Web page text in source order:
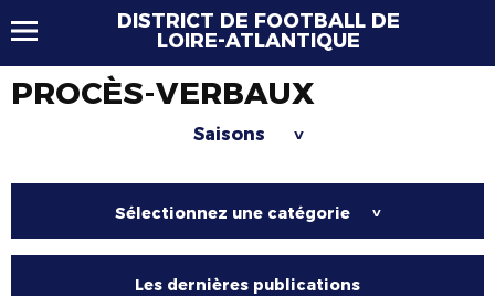
DISTRICT DE FOOTBALL DE
LOIRE-ATLANTIQUE
PROCÈS-VERBAUX
Saisons >
Sélectionnez une catégorie >
Les dernières publications